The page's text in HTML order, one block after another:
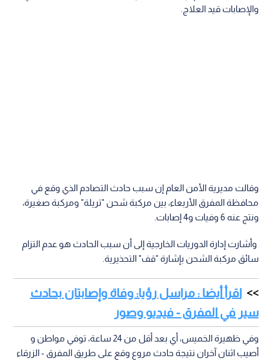
والإصابات قيد العلاج.
وقالت مديرية الأمن العام إن سبب حادث التصادم الذي وقع في
محافظة المفرق الأربعاء، بين مركبة شحن "تريلة" ومركبة صغيرة،
ونتج عنه 6 وفيات و4 إصابات.
وأشارت إدارة الدوريات الخارجية إلى أن سبب الحادث هو عدم التزام
سائق مركبة الشحن بإشارة "قف" التحذيرية.
اقرأ أيضا : مراسل رؤيا: وفاة وإصابتان بحادث
سير في المفرق - فيديو وصور
وفي ظهيرة الخميس، أي بعد أقل من 24 ساعة، توفي مواطن و
أصيب اثنان آخران نتيجة حادث مروع وقع على طريق المفرق - الزرقاء